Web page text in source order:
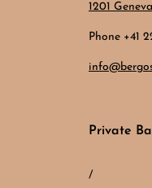
1201
Phone +41
Private
/